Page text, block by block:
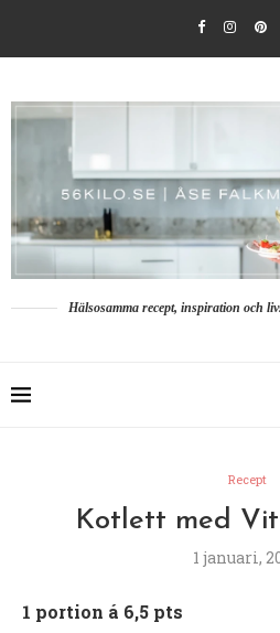
Hälsosamma recept, inspiration och
Recept
Kotlett med
1 januari,
1 portion á 6,5 pts